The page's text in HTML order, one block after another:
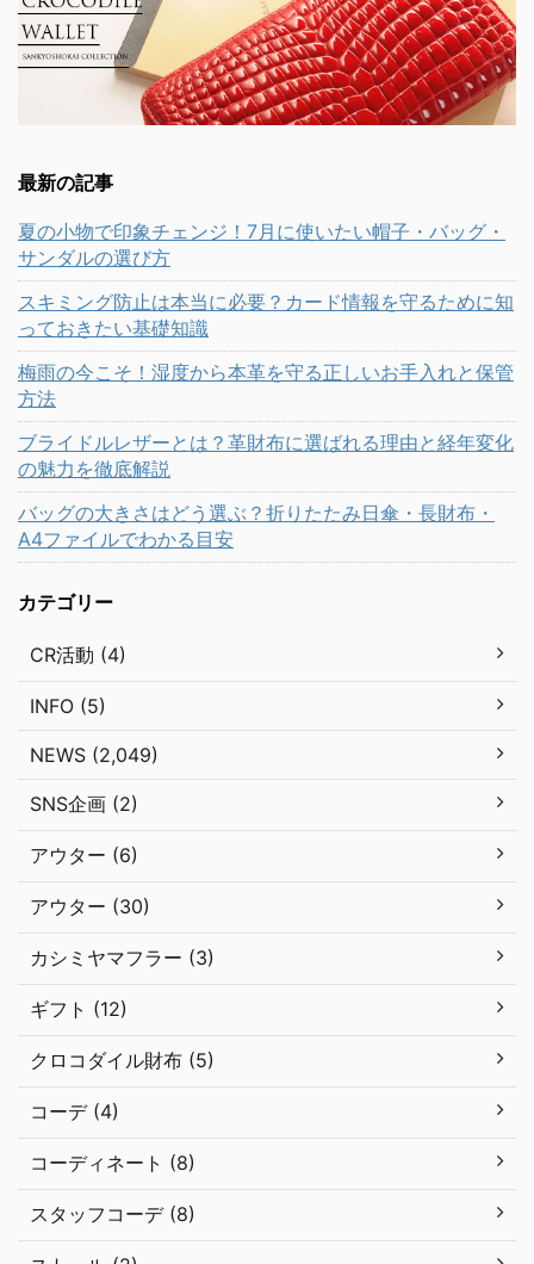
最新の記事
夏の小物で印象チェンジ！7月に使いたい帽子・バッグ・
サンダルの選び方
スキミング防止は本当に必要？カード情報を守るために知
っておきたい基礎知識
梅雨の今こそ！湿度から本革を守る正しいお手入れと保管
方法
ブライドルレザーとは？革財布に選ばれる理由と経年変化
の魅力を徹底解説
バッグの大きさはどう選ぶ？折りたたみ日傘・長財布・
A4ファイルでわかる目安
カテゴリー
CR活動 (4)
INFO (5)
NEWS (2,049)
SNS企画 (2)
アウター (6)
アウター (30)
カシミヤマフラー (3)
ギフト (12)
クロコダイル財布 (5)
コーデ (4)
コーディネート (8)
スタッフコーデ (8)